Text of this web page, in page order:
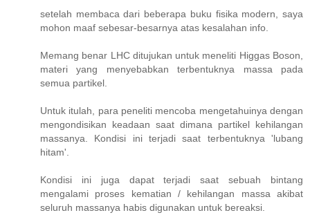
setelah membaca dari beberapa buku fisika modern, saya
mohon maaf sebesar-besarnya atas kesalahan info.
Memang benar LHC ditujukan untuk meneliti Higgas Boson,
materi yang menyebabkan terbentuknya massa pada
semua partikel.
Untuk itulah, para peneliti mencoba mengetahuinya dengan
mengondisikan keadaan saat dimana partikel kehilangan
massanya. Kondisi ini terjadi saat terbentuknya 'lubang
hitam'.
Kondisi ini juga dapat terjadi saat sebuah bintang
mengalami proses kematian / kehilangan massa akibat
seluruh massanya habis digunakan untuk bereaksi.